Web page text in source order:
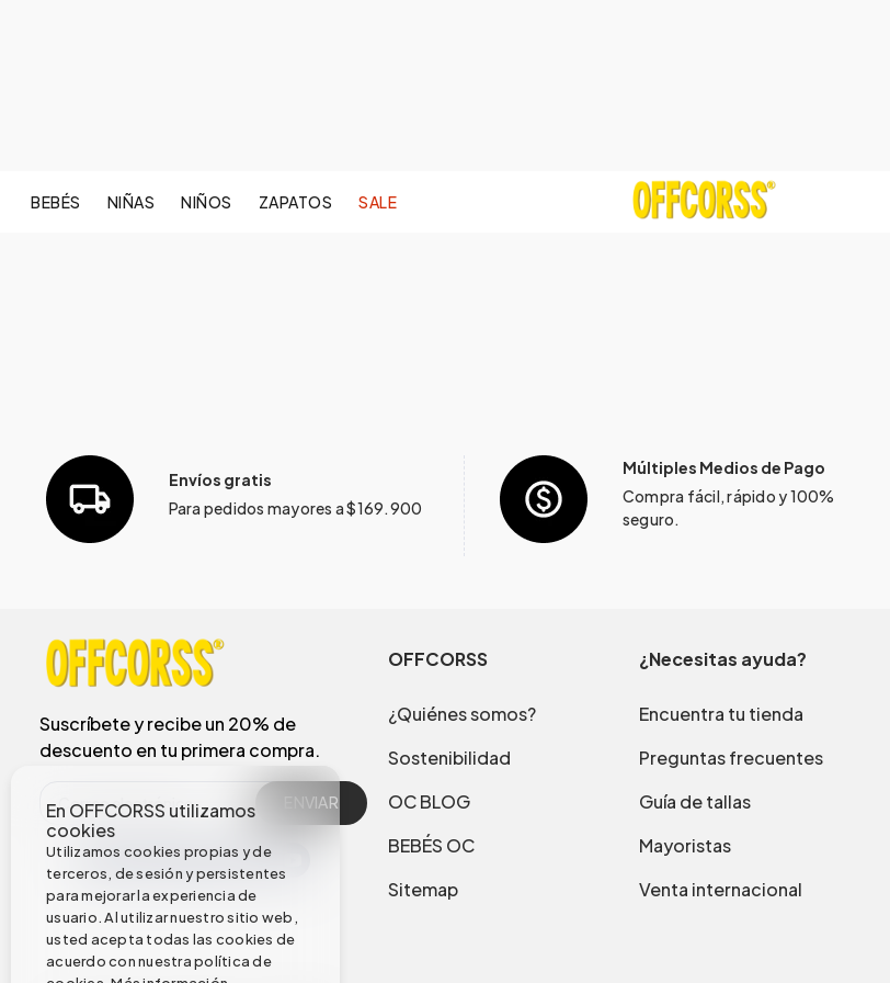
BEBÉS NIÑAS NIÑOS ZAPATOS SALE
En OFFCORSS utilizamos
cookies
Utilizamos cookies propias y de
terceros, de sesión y persistentes
para mejorar la experiencia de
usuario. Al utilizar nuestro sitio web,
usted acepta todas las cookies de
acuerdo con nuestra política de
Envíos gratis
Para pedidos mayores a $169.900
Múltiples Medios de Pago
Compra fácil, rápido y 100%
seguro.
Suscríbete y recibe un 20% de
descuento en tu primera compra.
ENVIAR
OFFCORSS
¿Quiénes somos?
Sostenibilidad
OC BLOG
BEBÉS OC
Sitemap
¿Necesitas ayuda?
Encuentra tu tienda
Preguntas frecuentes
Guía de tallas
Mayoristas
Venta internacional